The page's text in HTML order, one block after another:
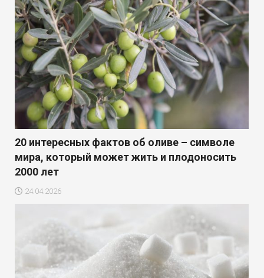
20 интересных фактов об оливе – символе
мира, который может жить и плодоносить
2000 лет
24.04.2026